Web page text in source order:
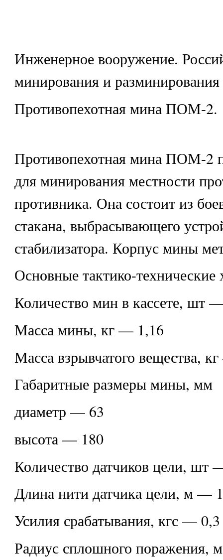
Инженерное вооружение.
минирования и разминирования
Противопехотная мина ПОМ-2.
Противопехотная мина ПОМ-2
для минирования местности
противника. Она состоит из
стакана, выбрасывающего
стабилизатора. Корпус мины
Основные тактико-технические
Количество мин в кассете, шт
Масса мины, кг — 1,16
Масса взрывчатого вещества,
Габаритные размеры мины, мм
диаметр — 63
высота — 180
Количество датчиков цели, шт
Длина нити датчика цели, м —
Усилия срабатывания, кгс — 0,3
Радиус сплошного поражения,